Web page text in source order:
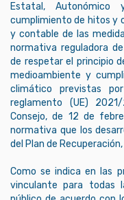
Estatal,
cumplimiento de hitos y
y contable de las
normativa reguladora
de respetar el principio
medioambiente y
climático previstas
reglamento (UE)
Consejo, de 12 de
normativa que los
del Plan de
Como se indica en las
vinculante para todas